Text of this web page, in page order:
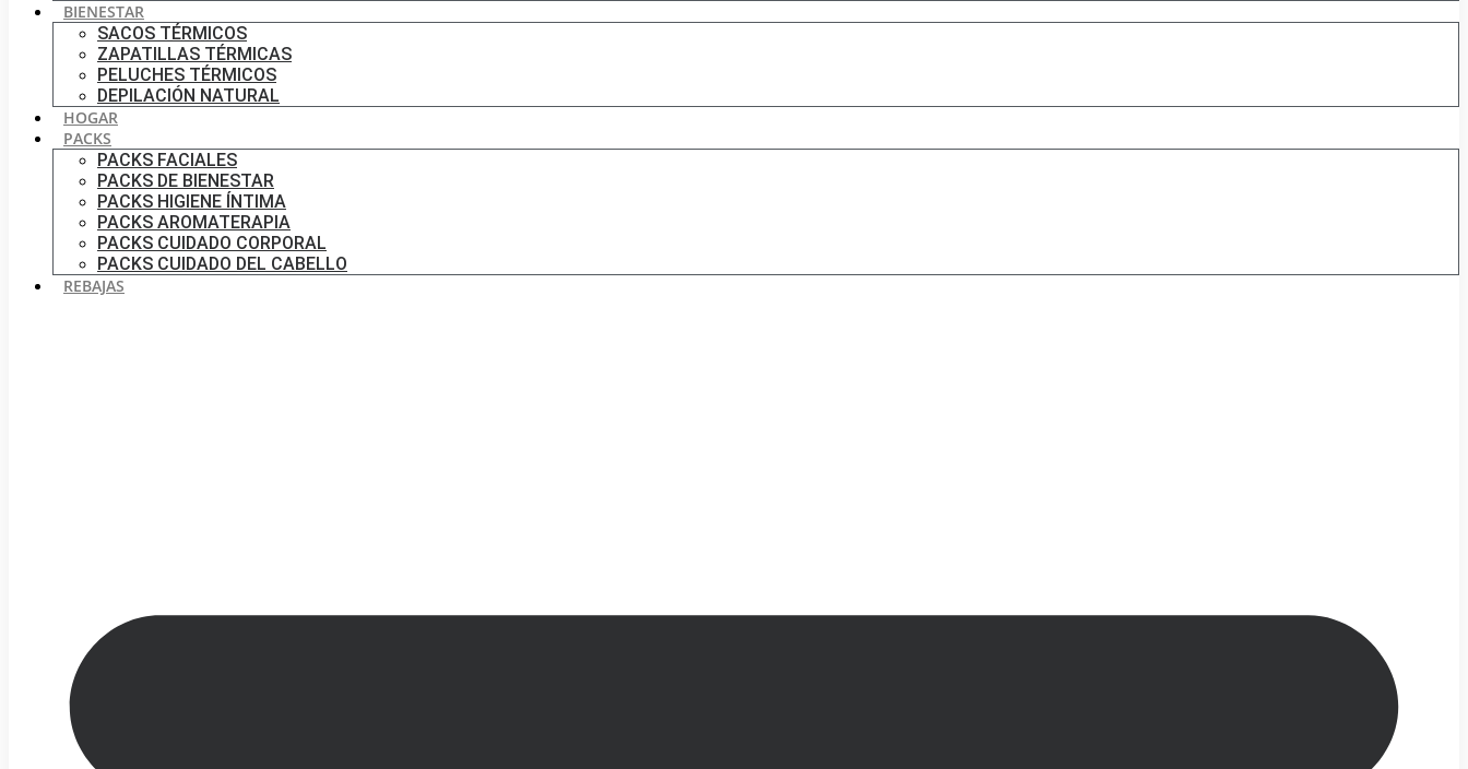
BIENESTAR
SACOS TÉRMICOS
ZAPATILLAS TÉRMICAS
PELUCHES TÉRMICOS
DEPILACIÓN NATURAL
HOGAR
PACKS
PACKS FACIALES
PACKS DE BIENESTAR
PACKS HIGIENE ÍNTIMA
PACKS AROMATERAPIA
PACKS CUIDADO CORPORAL
PACKS CUIDADO DEL CABELLO
REBAJAS